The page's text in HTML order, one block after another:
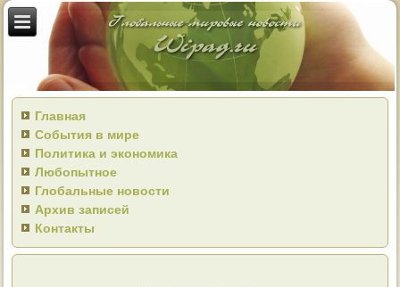
Главная
События в мире
Политика и экономика
Любопытное
Глобальные новости
Архив записей
Контакты